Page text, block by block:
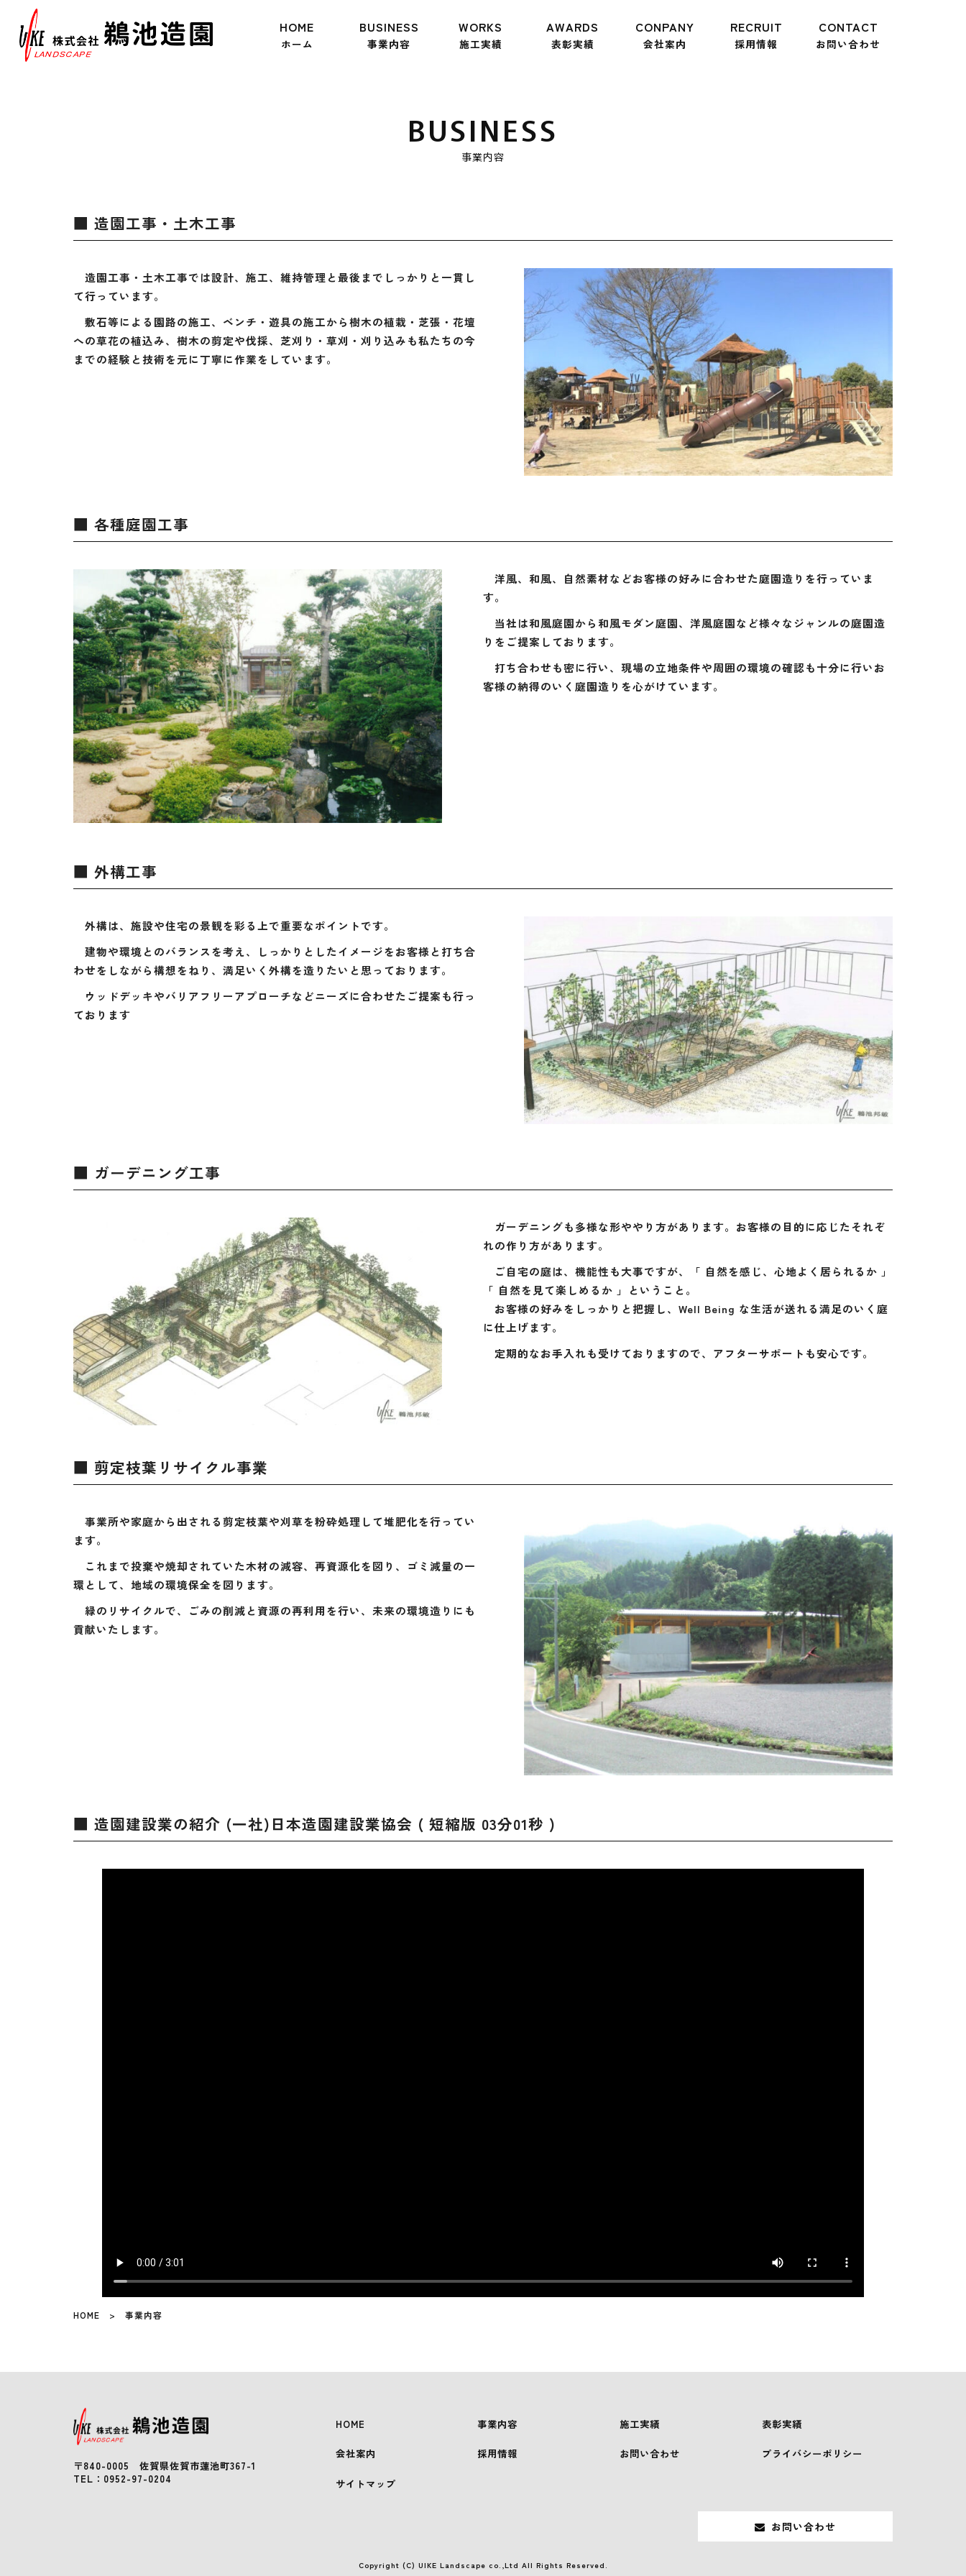
HOME
ホーム
BUSINESS
事業内容
WORKS
施工実績
AWARDS
表彰実績
CONPANY
会社案内
RECRUIT
採用情報
CONTACT
お問い合わせ
BUSINESS
事業内容
■ 造園工事・土木工事
造園工事・土木工事では設計、施工、維持管理と最後までしっかりと一貫し
て行っています。
敷石等による園路の施工、ベンチ・遊具の施工から樹木の植栽・芝張・花壇
への草花の植込み、樹木の剪定や伐採、芝刈り・草刈・刈り込みも私たちの今
までの経験と技術を元に丁寧に作業をしています。
■ 各種庭園工事
洋風、和風、自然素材などお客様の好みに合わせた庭園造りを行っていま
す。
当社は和風庭園から和風モダン庭園、洋風庭園など様々なジャンルの庭園造
りをご提案しております。
打ち合わせも密に行い、現場の立地条件や周囲の環境の確認も十分に行いお
客様の納得のいく庭園造りを心がけています。
■ 外構工事
外構は、施設や住宅の景観を彩る上で重要なポイントです。
建物や環境とのバランスを考え、しっかりとしたイメージをお客様と打ち合
わせをしながら構想をねり、満足いく外構を造りたいと思っております。
ウッドデッキやバリアフリーアプローチなどニーズに合わせたご提案も行っ
ております
■ ガーデニング工事
ガーデニングも多様な形ややり方があります。お客様の目的に応じたそれぞ
れの作り方があります。
ご自宅の庭は、機能性も大事ですが、「 自然を感じ、心地よく居られるか 」
「 自然を見て楽しめるか 」ということ。
お客様の好みをしっかりと把握し、Well Being な生活が送れる満足のいく庭
に仕上げます。
定期的なお手入れも受けておりますので、アフターサポートも安心です。
■ 剪定枝葉リサイクル事業
事業所や家庭から出される剪定枝葉や刈草を粉砕処理して堆肥化を行ってい
ます。
これまで投棄や焼却されていた木材の減容、再資源化を図り、ゴミ減量の一
環として、地域の環境保全を図ります。
緑のリサイクルで、ごみの削減と資源の再利用を行い、未来の環境造りにも
貢献いたします。
■ 造園建設業の紹介 (一社)日本造園建設業協会 ( 短縮版 03分01秒 )
HOME > 事業内容
〒840-0005 佐賀県佐賀市蓮池町367-1
TEL： 0952-97-0204
HOME 事業内容 施工実績 表彰実績
会社案内 採用情報 お問い合わせ プライバシーポリシー
サイトマップ
お問い合わせ
Copyright (C) UIKE Landscape co.,Ltd All Rights Reserved.